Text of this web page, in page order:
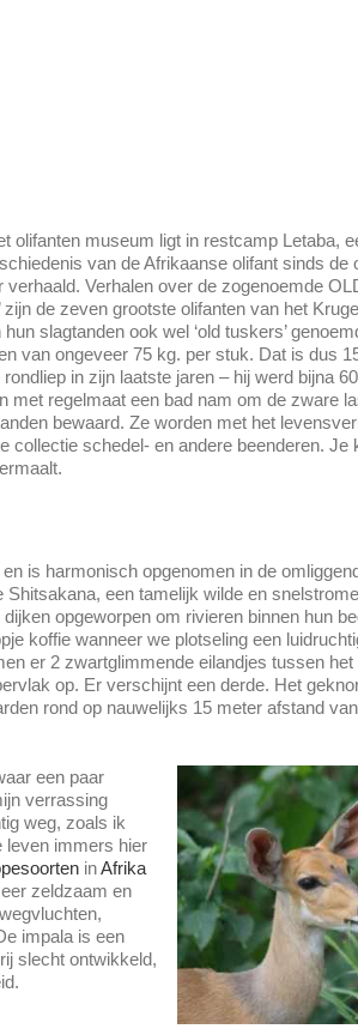
olifanten museum ligt in restcamp Letaba,
van de Afrikaanse olifant sinds de
verhaald. Verhalen over de zogenoemde
de zeven grootste olifanten van het
slagtanden ook wel ‘old tuskers’
van ongeveer 75 kg. per stuk. Dat is dus
in zijn laatste jaren – hij werd bijna
regelmaat een bad nam om de zware
bewaard. Ze worden met het
collectie schedel- en andere beenderen. Je
is harmonisch opgenomen in de
een tamelijk wilde en
opgeworpen om rivieren binnen hun
koffie wanneer we plotseling een
er 2 zwartglimmende eilandjes tussen
op. Er verschijnt een derde. Het
rond op nauwelijks 15 meter afstand
een paar
verrassing
weg, zoals ik
leven immers hier
inAfrika
zeldzaam en
impala is een
slecht ontwikkeld,